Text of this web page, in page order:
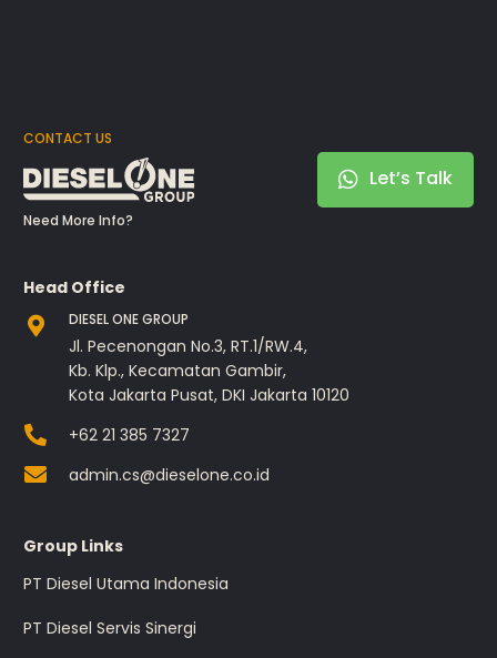
CONTACT US
Need More Info?
Let’s Talk
Head Office
DIESEL ONE GROUP
Jl. Pecenongan No.3, RT.1/RW.4,
Kb. Klp., Kecamatan Gambir,
Kota Jakarta Pusat, DKI Jakarta 10120
+62 21 385 7327
admin.cs@dieselone.co.id
Group Links
PT Diesel Utama Indonesia
PT Diesel Servis Sinergi